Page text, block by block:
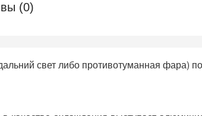
(0)
свет либо противотуманная фара)